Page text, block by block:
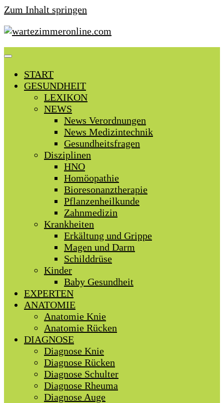
Zum Inhalt springen
START
GESUNDHEIT
LEXIKON
NEWS
News Verordnungen
News Medizintechnik
Gesundheitsfragen
Disziplinen
HNO
Homöopathie
Bioresonanztherapie
Pflanzenheilkunde
Zahnmedizin
Krankheiten
Erkältung und Grippe
Magen und Darm
Schilddrüse
Kinder
Baby Gesundheit
EXPERTEN
ANATOMIE
Anatomie Knie
Anatomie Rücken
DIAGNOSE
Diagnose Knie
Diagnose Rücken
Diagnose Schulter
Diagnose Rheuma
Diagnose Auge